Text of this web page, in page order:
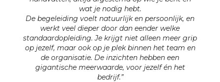
wat je nodig hebt.
De begeleiding voelt natuurlijk en persoonlijk, en
werkt veel dieper door dan eender welke
standaardopleiding. Je krijgt niet alleen meer grip
op jezelf, maar ook op je plek binnen het team en
de organisatie. De inzichten hebben een
gigantische meerwaarde, voor jezelf én het
bedrijf.”